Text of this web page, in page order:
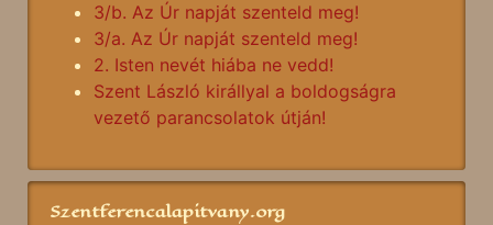
3/b. Az Úr napját szenteld meg!
3/a. Az Úr napját szenteld meg!
2. Isten nevét hiába ne vedd!
Szent László királlyal a boldogságra
vezető parancsolatok útján!
Szentferencalapitvany.org